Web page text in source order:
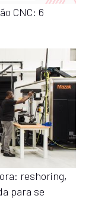
CNC: 6
reshoring,
para se